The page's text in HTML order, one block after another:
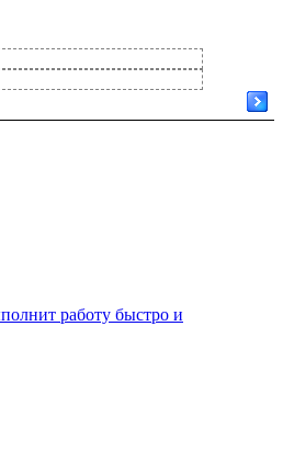
работу быстро и